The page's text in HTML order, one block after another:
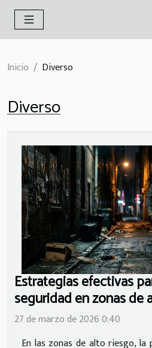
Inicio Diverso
Diverso
Estrategias efectivas
seguridad en zonas de
27 de marzo de 2026 0:40
En las zonas de alto riesgo,